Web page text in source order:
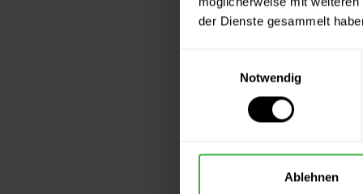
der Dienste gesammelt
Notwendig
Ablehnen
müssen
Eignung für
und/oder
Flächen
wird.